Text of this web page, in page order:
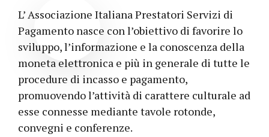
L’ Associazione Italiana Prestatori Servizi di
Pagamento nasce con l’obiettivo di favorire lo
sviluppo, l’informazione e la conoscenza della
moneta elettronica e più in generale di tutte le
procedure di incasso e pagamento,
promuovendo l’attività di carattere culturale ad
esse connesse mediante tavole rotonde,
convegni e conferenze.